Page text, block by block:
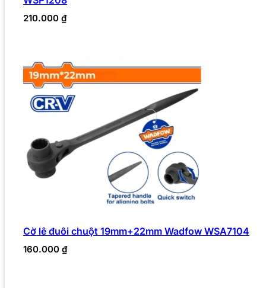
210.000 ₫
Cờ lê đuôi chuột 19mm+22mm Wadfow WSA7104
160.000 ₫